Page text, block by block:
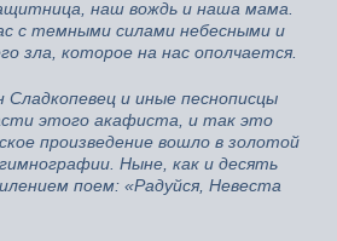
наш вождь и наша мама.
с темными силами небесными и
зла, которое на нас ополчается.
и иные песнописцы
этого акафиста, и так это
произведение вошло в золотой
Ныне, как и десять
поем: «Радуйся, Невеста